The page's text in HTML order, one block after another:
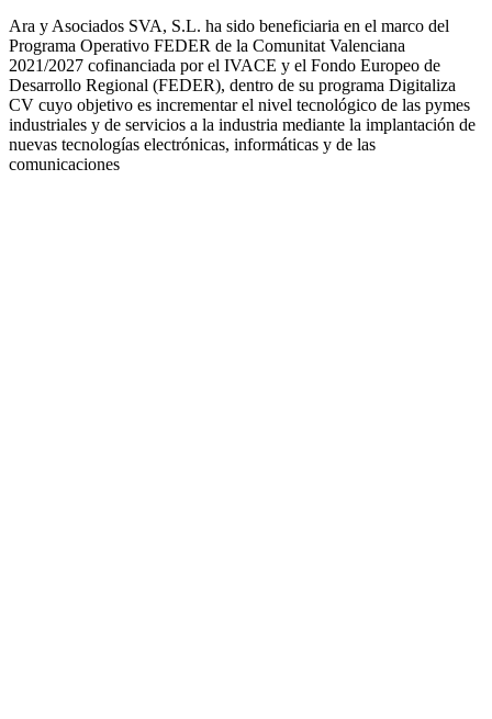
Ara y Asociados SVA, S.L. ha sido beneficiaria en el marco del
Programa Operativo FEDER de la Comunitat Valenciana
2021/2027 cofinanciada por el IVACE y el Fondo Europeo de
Desarrollo Regional (FEDER), dentro de su programa Digitaliza
CV cuyo objetivo es incrementar el nivel tecnológico de las pymes
industriales y de servicios a la industria mediante la implantación de
nuevas tecnologías electrónicas, informáticas y de las
comunicaciones